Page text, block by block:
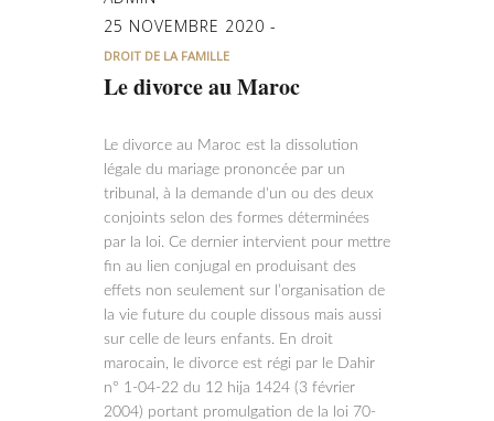
25 NOVEMBRE 2020
DROIT DE LA FAMILLE
Le divorce au Maroc
Le divorce au Maroc est la dissolution
légale du mariage prononcée par un
tribunal, à la demande d'un ou des deux
conjoints selon des formes déterminées
par la loi. Ce dernier intervient pour mettre
fin au lien conjugal en produisant des
effets non seulement sur l’organisation de
la vie future du couple dissous mais aussi
sur celle de leurs enfants. En droit
marocain, le divorce est régi par le Dahir
n° 1-04-22 du 12 hija 1424 (3 février
2004) portant promulgation de la loi 70-